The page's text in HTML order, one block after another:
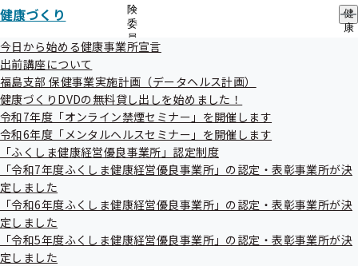
険
委
員
の
ブ
メ
ニ
ュ
ー
健康づくり
健
康
ー
今日から始める健康事業所宣言
出前講座について
福島支部 保健事業実施計画（データヘルス計画）
健康づくりDVDの無料貸し出しを始めました！
令和7年度「オンライン禁煙セミナー」を開催します
令和6年度「メンタルヘルスセミナー」を開催します
「ふくしま健康経営優良事業所」認定制度
「令和7年度ふくしま健康経営優良事業所」の認定・表彰事業所が決
定しました
「令和6年度ふくしま健康経営優良事業所」の認定・表彰事業所が決
定しました
「令和5年度ふくしま健康経営優良事業所」の認定・表彰事業所が決
定しました
令和5年度表彰事業所
県知事賞
株式会社 鈴木建設（白河市）
福島民報社賞
睦奥テックコンサルタント 株式会社（郡山市）